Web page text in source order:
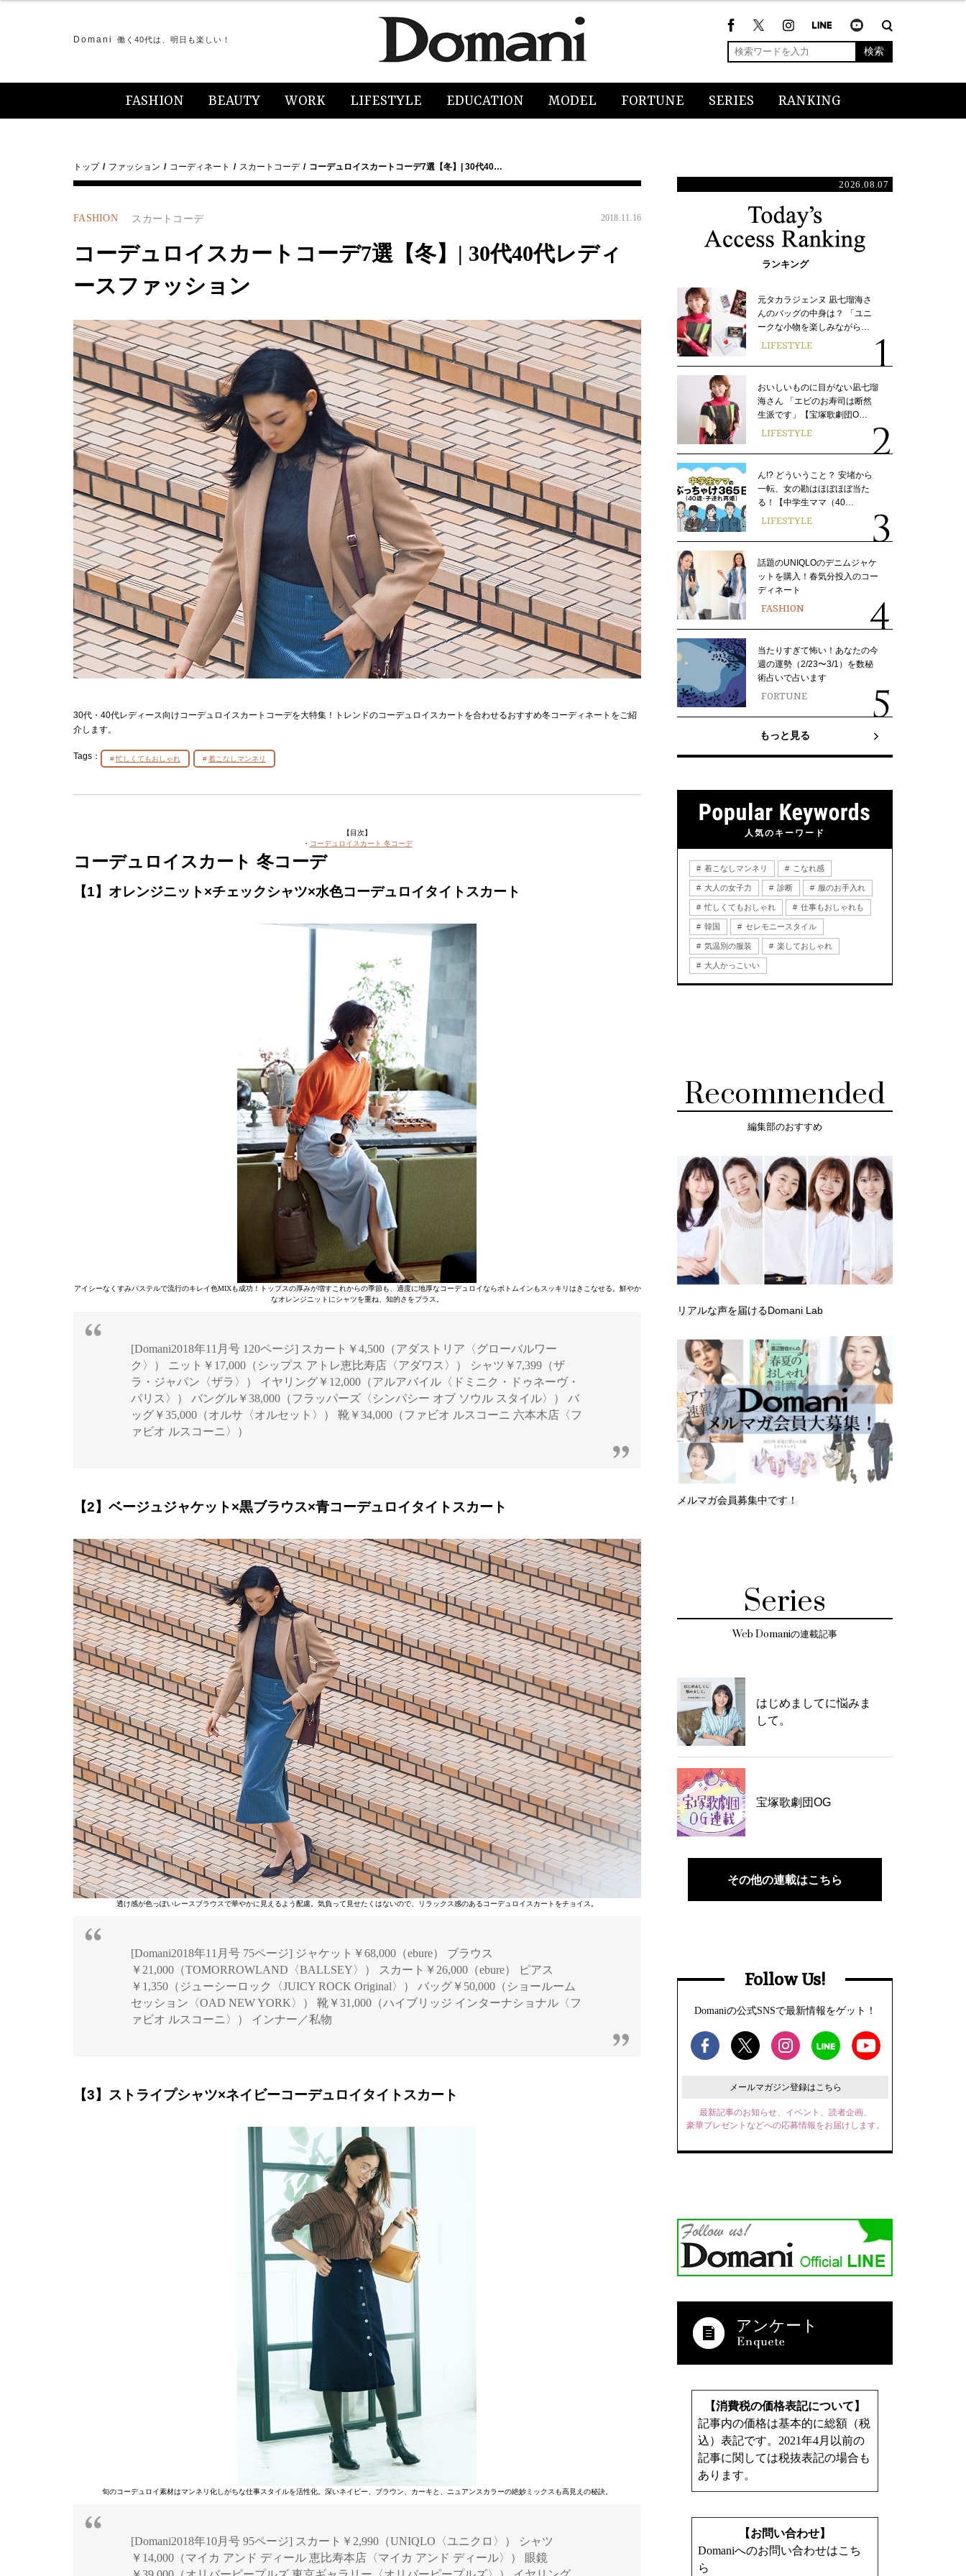
Domani 働く40代は、明日も楽しい！
検索
FASHION BEAUTY WORK LIFESTYLE EDUCATION MODEL FORTUNE SERIES RANKING
トップ ファッション コーディネート スカートコーデ コーデュロイスカートコーデ7選【冬】| 30代40…
FASHION スカートコーデ 2018.11.16
コーデュロイスカートコーデ7選【冬】| 30代40代レディ
ースファッション
30代・40代レディース向けコーデュロイスカートコーデを大特集！トレンドのコーデュロイスカートを合わせるおすすめ冬コーディネートをご紹
介します。
Tags： 忙しくてもおしゃれ 着こなしマンネリ
【目次】
・ コーデュロイスカート 冬コーデ
コーデュロイスカート 冬コーデ
【1】オレンジニット×チェックシャツ×水色コーデュロイタイトスカート
アイシーなくすみパステルで流行のキレイ色MIXも成功！トップスの厚みが増すこれからの季節も、適度に地厚なコーデュロイならボトムインもスッキリはきこなせる。鮮やか
なオレンジニットにシャツを重ね、知的さをプラス。
[Domani2018年11月号 120ページ] スカート￥4,500（アダストリア〈グローバルワー
ク〉） ニット￥17,000（シップス アトレ恵比寿店〈アダワス〉） シャツ￥7,399（ザ
ラ・ジャパン〈ザラ〉） イヤリング￥12,000（アルアバイル〈ドミニク・ドゥネーヴ・
パリス〉） バングル￥38,000（フラッパーズ〈シンパシー オブ ソウル スタイル〉） バ
ッグ￥35,000（オルサ〈オルセット〉） 靴￥34,000（ファビオ ルスコーニ 六本木店〈フ
ァビオ ルスコーニ〉）
【2】ベージュジャケット×黒ブラウス×青コーデュロイタイトスカート
透け感が色っぽいレースブラウスで華やかに見えるよう配慮。気負って見せたくはないので、リラックス感のあるコーデュロイスカートをチョイス。
[Domani2018年11月号 75ページ] ジャケット￥68,000（ebure） ブラウス
￥21,000（TOMORROWLAND〈BALLSEY〉） スカート￥26,000（ebure） ピアス
￥1,350（ジューシーロック〈JUICY ROCK Original〉） バッグ￥50,000（ショールーム
セッション〈OAD NEW YORK〉） 靴￥31,000（ハイブリッジ インターナショナル〈フ
ァビオ ルスコーニ〉） インナー／私物
【3】ストライプシャツ×ネイビーコーデュロイタイトスカート
旬のコーデュロイ素材はマンネリ化しがちな仕事スタイルを活性化。深いネイビー、ブラウン、カーキと、ニュアンスカラーの絶妙ミックスも高見えの秘訣。
[Domani2018年10月号 95ページ] スカート￥2,990（UNIQLO〈ユニクロ〉） シャツ
￥14,000（マイカ アンド ディール 恵比寿本店〈マイカ アンド ディール〉） 眼鏡
2026.08.07
ランキング
元タカラジェンヌ 凪七瑠海さ
んのバッグの中身は？ 「ユニ
ークな小物を楽しみながら…
LIFESTYLE
おいしいものに目がない凪七瑠
海さん 「エビのお寿司は断然
生派です」【宝塚歌劇団O…
LIFESTYLE
ん!? どういうこと？ 安堵から
一転、女の勘はほぼほぼ当た
る！【中学生ママ（40…
LIFESTYLE
話題のUNIQLOのデニムジャケ
ットを購入！春気分投入のコー
ディネート
FASHION
当たりすぎて怖い！あなたの今
週の運勢（2/23〜3/1）を数秘
術占いで占います
FORTUNE
もっと見る
人気のキーワード
着こなしマンネリ こなれ感
大人の女子力 診断 服のお手入れ
忙しくてもおしゃれ 仕事もおしゃれも
韓国 セレモニースタイル
気温別の服装 楽しておしゃれ
大人かっこいい
Recommended
編集部のおすすめ
リアルな声を届けるDomani Lab
メルマガ会員募集中です！
Series
Web Domaniの連載記事
はじめましてに悩みま
して。
宝塚歌劇団OG
その他の連載はこちら
Follow Us!
Domaniの公式SNSで最新情報をゲット！
メールマガジン登録はこちら
最新記事のお知らせ、イベント、読者企画、
豪華プレゼントなどへの応募情報をお届けします。
アンケート
【消費税の価格表記について】
記事内の価格は基本的に総額（税
込）表記です。2021年4月以前の
記事に関しては税抜表記の場合も
あります。
【お問い合わせ】
Domaniへのお問い合わせはこち
ら